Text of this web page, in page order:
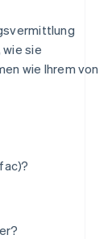
sie
wie Ihrem von